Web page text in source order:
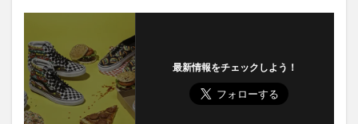
最新情報をチェックしよう！